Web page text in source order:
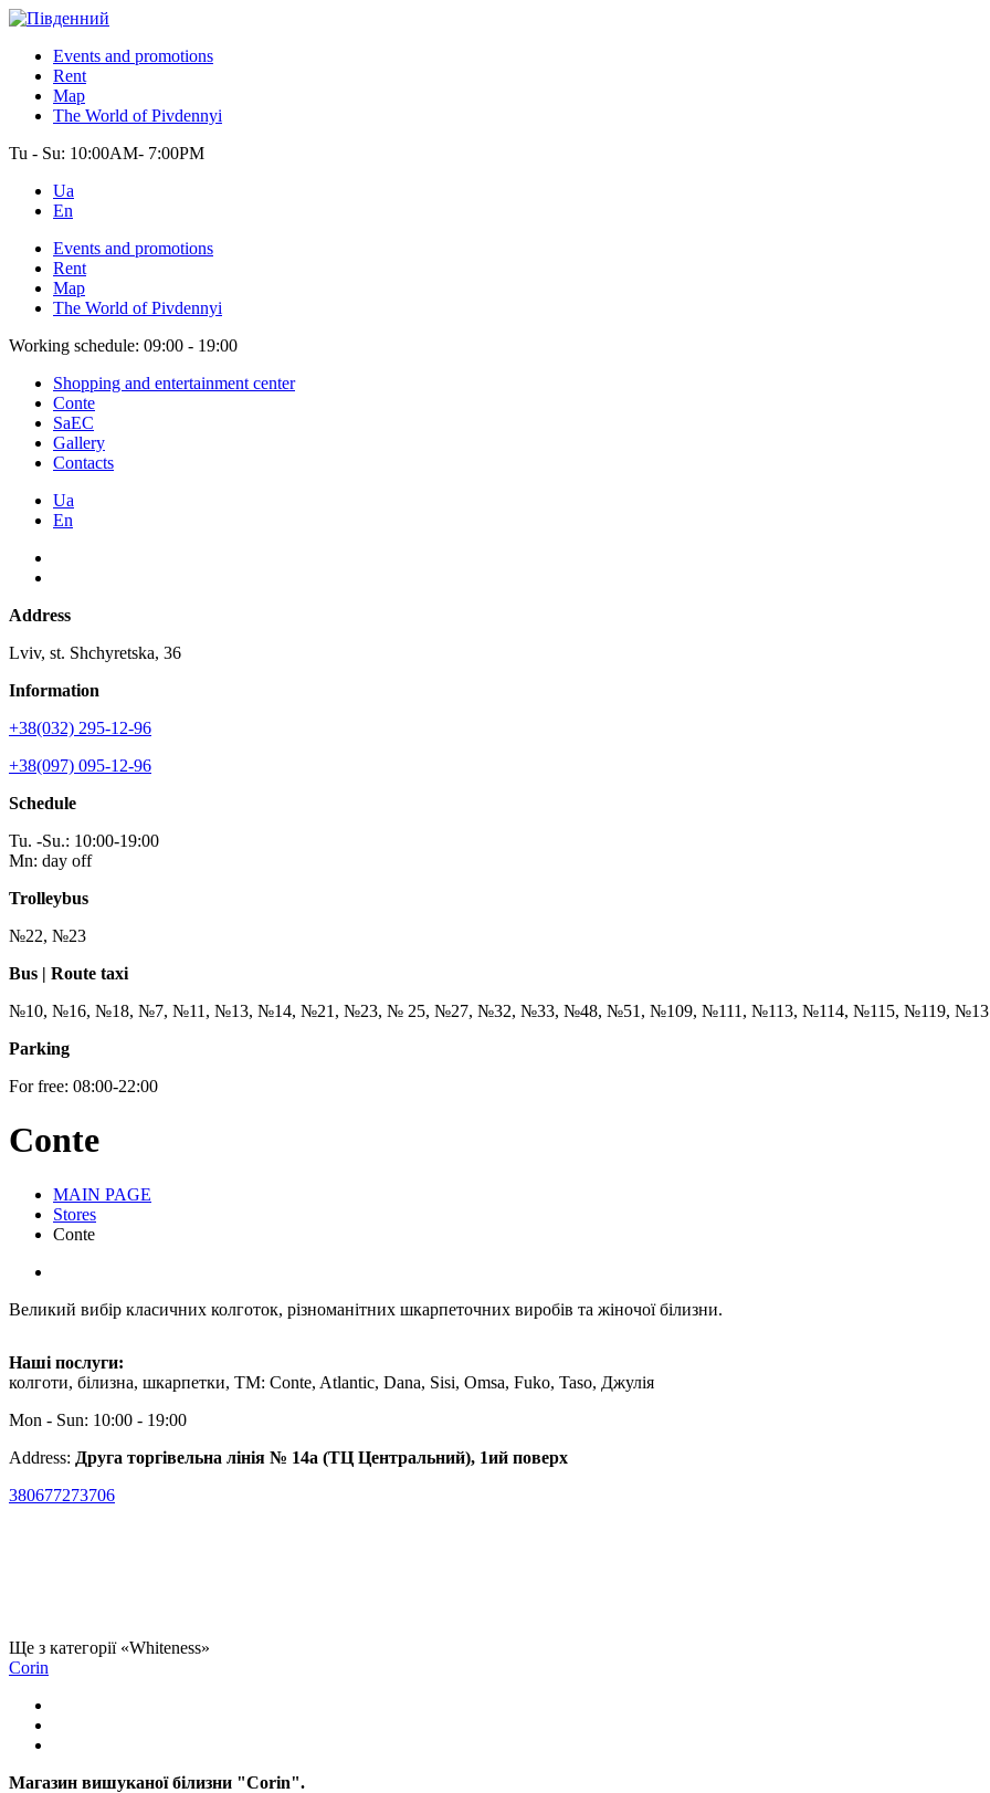
Events and promotions
Rent
Map
The World of Pivdennyi
Tu - Su: 10:00AM- 7:00PM
Ua
En
Events and promotions
Rent
Map
The World of Pivdennyi
Working schedule: 09:00 - 19:00
Shopping and entertainment center
Conte
SaEC
Gallery
Contacts
Ua
En
Address
Lviv, st. Shchyretska, 36
Information
+38(032) 295-12-96
+38(097) 095-12-96
Schedule
Tu. -Su.: 10:00-19:00
Mn: day off
Trolleybus
№22, №23
Bus | Route taxi
№10, №16, №18, №7, №11, №13, №14, №21, №23, № 25, №27, №32, №33, №48, №51, №109, №111, №113, №114, №115, №119,
Parking
For free: 08:00-22:00
Conte
MAIN PAGE
Stores
Conte
Великий вибір класичних колготок, різноманітних шкарпеточних виробів та жіночої білизни.
Наші послуги:
колготи, білизна, шкарпетки, ТМ: Conte, Atlantic, Dana, Sisi, Omsa, Fuko, Taso, Джулія
Mon - Sun: 10:00 - 19:00
Address: Друга торгівельна лінія № 14а (ТЦ Центральний), 1ий поверх
380677273706
Ще з категорії «Whiteness»
Corin
Магазин вишуканої білизни "Corin".